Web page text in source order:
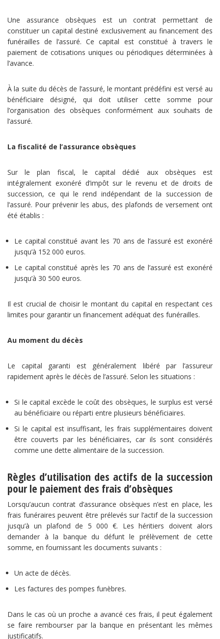
Une assurance obsèques est un contrat permettant de
constituer un capital destiné exclusivement au financement des
funérailles de l’assuré. Ce capital est constitué à travers le
paiement de cotisations uniques ou périodiques déterminées à
l’avance.
À la suite du décès de l’assuré, le montant prédéfini est versé au
bénéficiaire désigné, qui doit utiliser cette somme pour
l’organisation des obsèques conformément aux souhaits de
l’assuré.
La fiscalité de l’assurance obsèques
Sur le plan fiscal, le capital dédié aux obsèques est
intégralement exonéré d’impôt sur le revenu et de droits de
succession, ce qui le rend indépendant de la succession de
l’assuré. Pour prévenir les abus, des plafonds de versement ont
été établis :
Le capital constitué avant les 70 ans de l’assuré est exonéré
jusqu’à 152 000 euros.
Le capital constitué après les 70 ans de l’assuré est exonéré
jusqu’à 30 500 euros.
Il est crucial de choisir le montant du capital en respectant ces
limites pour garantir un financement adéquat des funérailles.
Au moment du décès
Le capital garanti est généralement libéré par l’assureur
rapidement après le décès de l’assuré. Selon les situations :
Si le capital excède le coût des obsèques, le surplus est versé
au bénéficiaire ou réparti entre plusieurs bénéficiaires.
Si le capital est insuffisant, les frais supplémentaires doivent
être couverts par les bénéficiaires, car ils sont considérés
comme une dette alimentaire de la succession.
Règles d’utilisation des actifs de la succession
pour le paiement des frais d’obsèques
Lorsqu’aucun contrat d’assurance obsèques n’est en place, les
frais funéraires peuvent être prélevés sur l’actif de la succession
jusqu’à un plafond de 5 000 €. Les héritiers doivent alors
demander à la banque du défunt le prélèvement de cette
somme, en fournissant les documents suivants :
Un acte de décès.
Les factures des pompes funèbres.
Dans le cas où un proche a avancé ces frais, il peut également
se faire rembourser par la banque en présentant les mêmes
justificatifs.